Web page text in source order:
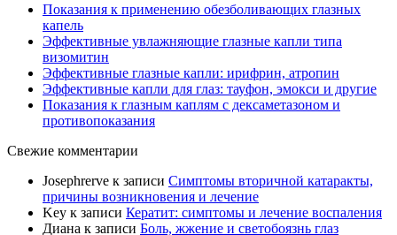
Показания к применению обезболивающих глазных
капель
Эффективные увлажняющие глазные капли типа
визомитин
Эффективные глазные капли: ирифрин, атропин
Эффективные капли для глаз: тауфон, эмокси и другие
Показания к глазным каплям с дексаметазоном и
противопоказания
Свежие комментарии
Josephrerve к записи Симптомы вторичной катаракты,
причины возникновения и лечение
Key к записи Кератит: симптомы и лечение воспаления
Диана к записи Боль, жжение и светобоязнь глаз